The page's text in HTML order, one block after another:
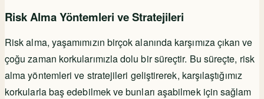
Risk Alma Yöntemleri ve Stratejileri
Risk alma, yaşamımızın birçok alanında karşımıza çıkan ve
çoğu zaman korkularımızla dolu bir süreçtir. Bu süreçte, risk
alma yöntemleri ve stratejileri geliştirerek, karşılaştığımız
korkularla baş edebilmek ve bunları aşabilmek için sağlam